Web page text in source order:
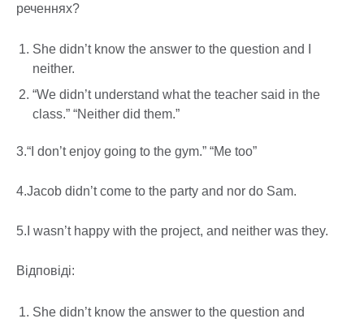
реченнях?
She didn’t know the answer to the question and I
neither.
“We didn’t understand what the teacher said in the
class.” “Neither did them.”
3.“I don’t enjoy going to the gym.” “Me too”
4.Jacob didn’t come to the party and nor do Sam.
5.I wasn’t happy with the project, and neither was they.
Відповіді:
She didn’t know the answer to the question and